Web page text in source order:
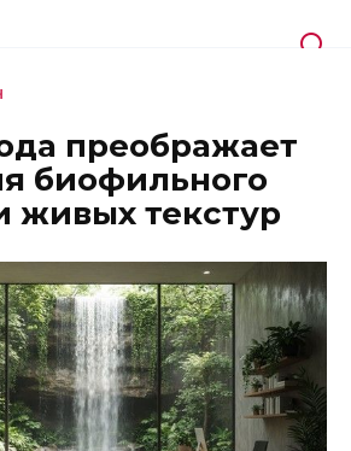
преображает
биофильного
живых текстур